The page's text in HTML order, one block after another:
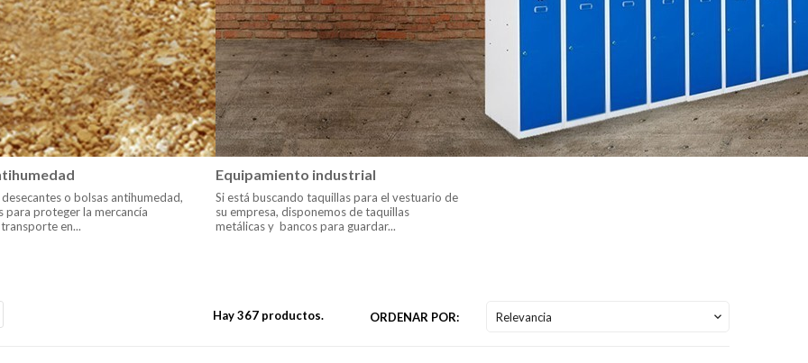
desecantes o bolsas antihumedad,
para proteger la mercancía
en...
Equipamiento industrial
Si está buscando taquillas para el vestuario de
su empresa, disponemos de taquillas
metálicas y bancos para guardar...
Hay 367 productos. ORDENAR POR: Relevancia 